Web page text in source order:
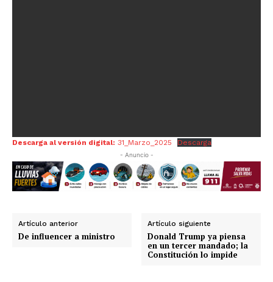
Descarga al versión digital: 31_Marzo_2025 Descarga
- Anuncio -
Artículo anterior
De influencer a ministro
Artículo siguiente
Donald Trump ya piensa
en un tercer mandado; la
Constitución lo impide